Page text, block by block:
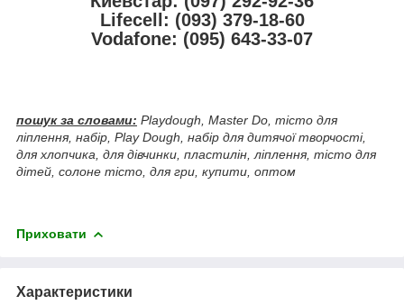
Lifecell: (093) 379-18-60
Vodafone: (095) 643-33-07
пошук за словами: Playdough, Master Do, тісто для
ліплення, набір, Play Dough, набір для дитячої творчості,
для хлопчика, для дівчинки, пластилін, ліплення, тісто для
дітей, солоне тісто, для гри, купити, оптом
Приховати
Характеристики